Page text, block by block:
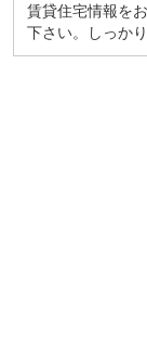
賃貸住宅情報を
下さい。しっか